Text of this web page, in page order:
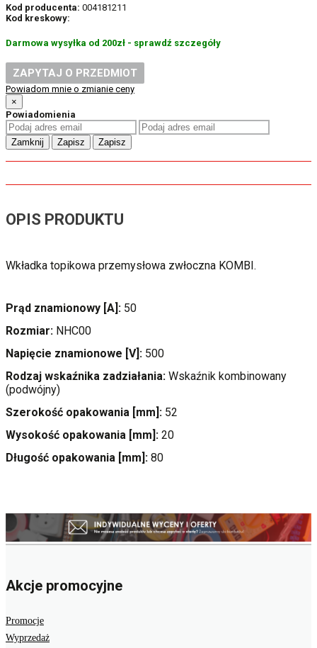
Kod producenta: 004181211
Kod kreskowy:
Darmowa wysyłka od 200zł - sprawdź szczegóły
ZAPYTAJ O PRZEDMIOT
Powiadom mnie o zmianie ceny
×
Powiadomienia
Zamknij Zapisz Zapisz
OPIS PRODUKTU
Wkładka topikowa przemysłowa zwłoczna KOMBI.
Prąd znamionowy [A]: 50
Rozmiar: NHC00
Napięcie znamionowe [V]: 500
Rodzaj wskaźnika zadziałania: Wskaźnik kombinowany
(podwójny)
Szerokość opakowania [mm]: 52
Wysokość opakowania [mm]: 20
Długość opakowania [mm]: 80
Akcje promocyjne
Promocje
Wyprzedaż